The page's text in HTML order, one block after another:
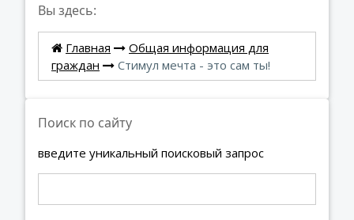
Вы здесь:
Главная
Общая информация для
граждан
Стимул мечта - это сам ты!
Поиск по сайту
введите уникальный поисковый запрос